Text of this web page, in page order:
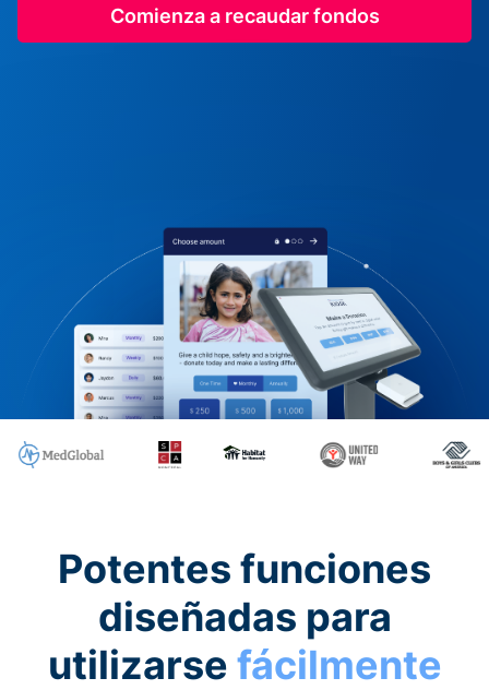
Comienza a recaudar fondos
Potentes funciones
diseñadas para
utilizarse fácilmente